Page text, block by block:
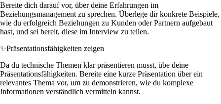
Bereite dich darauf vor, über deine Erfahrungen im
Beziehungsmanagement zu sprechen. Überlege dir konkrete Beispiele,
wie du erfolgreich Beziehungen zu Kunden oder Partnern aufgebaut
hast, und sei bereit, diese im Interview zu teilen.
✨Präsentationsfähigkeiten zeigen
Da du technische Themen klar präsentieren musst, übe deine
Präsentationsfähigkeiten. Bereite eine kurze Präsentation über ein
relevantes Thema vor, um zu demonstrieren, wie du komplexe
Informationen verständlich vermitteln kannst.